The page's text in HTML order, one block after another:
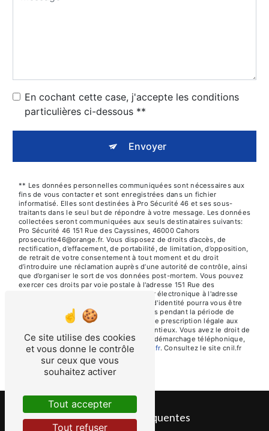
En cochant cette case, j'accepte les conditions
particulières ci-dessous **
Envoyer
** Les données personnelles communiquées sont nécessaires aux
fins de vous contacter et sont enregistrées dans un fichier
informatisé. Elles sont destinées à Pro Sécurité 46 et ses sous-
traitants dans le seul but de répondre à votre message. Les données
collectées seront communiquées aux seuls destinataires suivants:
Pro Sécurité 46 151 Rue des Cayssines, 46000 Cahors
prosecurite46@orange.fr. Vous disposez de droits d’accès, de
rectification, d’effacement, de portabilité, de limitation, d’opposition,
de retrait de votre consentement à tout moment et du droit
d’introduire une réclamation auprès d’une autorité de contrôle, ainsi
que d’organiser le sort de vos données post-mortem. Vous pouvez
exercer ces droits par voie postale à l'adresse 151 Rue des
Cayssines, 46000 Cahors ou par courrier électronique à l'adresse
prosecurite46@orange.fr. Un justificatif d'identité pourra vous être
demandé. Nous conservons vos données pendant la période de
prise de contact puis pendant la durée de prescription légale aux
fins probatoires et de gestion des contentieux. Vous avez le droit de
vous inscrire sur la liste d'opposition au démarchage téléphonique,
disponible à cette adresse:Bloctel.gouv.fr. Consultez le site cnil.fr
pour plus d’informations sur vos droits.
Recherches fréquentes
Ce site utilise des cookies
et vous donne le contrôle
sur ceux que vous
souhaitez activer
Tout accepter
Tout refuser